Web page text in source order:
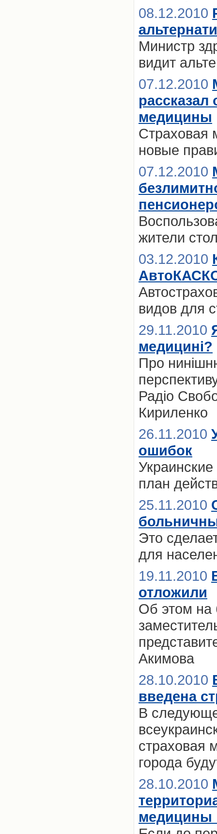
08.12.2010
Министр
видит
07.12.2010
медицины
Страховая
новые
07.12.2010
жители
03.12.2010
видов для
29.11.2010
медицині?
Про
Радіо
Кириленко
26.11.2010
ошибок
план
25.11.2010
Это
для
19.11.2010
отложили
Об этом на
Акимова
28.10.2010
введена
В
страховая
города
28.10.2010
медицины